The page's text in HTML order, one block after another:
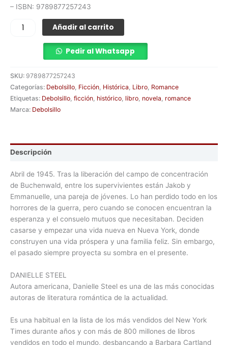
– ISBN: 9789877257243
Añadir al carrito
Pedir al Whatsapp
SKU: 9789877257243
Categorías: Debolsillo Ficción Histórica Libro Romance
Etiquetas: Debolsillo ficción histórico libro novela romance
Marca: Debolsillo
Descripción
Abril de 1945. Tras la liberación del campo de concentración
de Buchenwald, entre los supervivientes están Jakob y
Emmanuelle, una pareja de jóvenes. Lo han perdido todo en los
horrores de la guerra, pero cuando se conocen encuentran la
esperanza y el consuelo mutuos que necesitaban. Deciden
casarse y empezar una vida nueva en Nueva York, donde
construyen una vida próspera y una familia feliz. Sin embargo,
el pasado siempre proyecta su sombra en el presente.
DANIELLE STEEL
Autora americana, Danielle Steel es una de las más conocidas
autoras de literatura romántica de la actualidad.
Es una habitual en la lista de los más vendidos del New York
Times durante años y con más de 800 millones de libros
vendidos en todo el mundo, desbancando a Barbara Cartland